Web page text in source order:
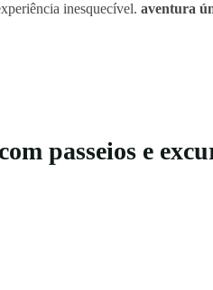
inesquecível. aventura
passeios e